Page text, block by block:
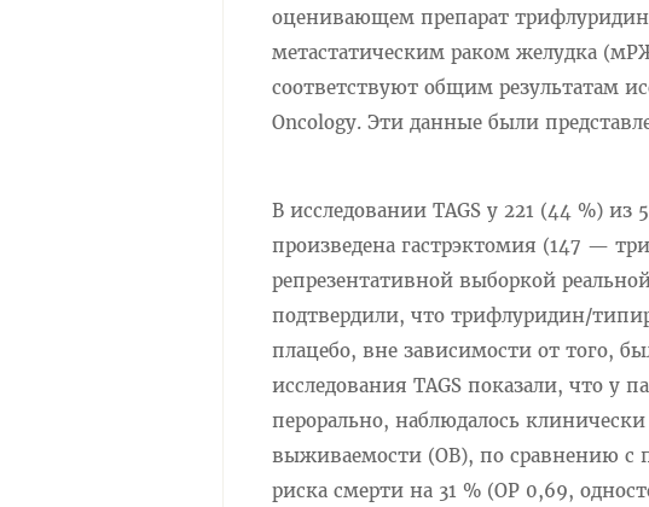
оценивающем препарат
метастатическим раком желудка
соответствуют общим результатам
Oncology. Эти данные были
В исследовании TAGS у 221 (44 %)
произведена гастрэктомия (147 —
репрезентативной выборкой
подтвердили, что трифлуридин/
плацебо, вне зависимости от того,
исследования TAGS показали, что
перорально, наблюдалось
выживаемости (ОВ), по сравнению с
риска смерти на 31 % (ОР 0,69,